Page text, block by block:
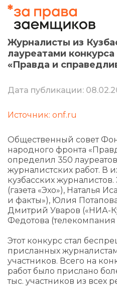
Журналисты из
лауреатами
«Правда и
Дата публикации:
Источник: onf.ru
Общественный совет
народного фронта
определил 350
журналистских работ. В
кузбасских
(газета «Эхо»), Наталья
и факты»), Юлия
Дмитрий Уваров («НИА-
Федотова (телекомпания
Этот конкурс стал
присланных
участников. Всего на
работ было прислано
тыс. участников из всех